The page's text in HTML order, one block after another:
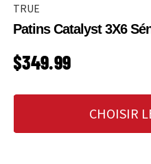
TRUE
Patins Catalyst 3X6
PRIX HABITUEL
$349.99
CHOISIR